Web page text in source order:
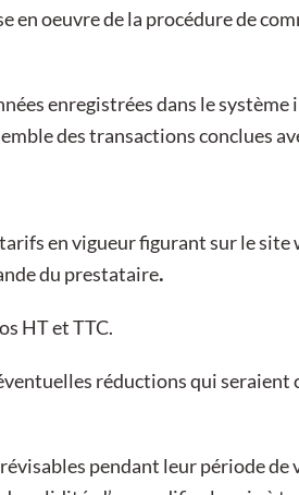
en oeuvre de la procédure de
enregistrées dans le
des transactions conclues
en vigueur figurant sur le
du prestataire.
HT et TTC.
réductions qui
pendant leur période